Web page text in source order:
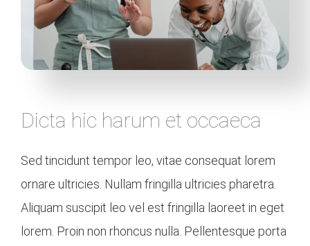
Dicta hic harum et occaeca
Sed tincidunt tempor leo, vitae consequat lorem
ornare ultricies. Nullam fringilla ultricies pharetra.
Aliquam suscipit leo vel est fringilla laoreet in eget
lorem. Proin non rhoncus nulla. Pellentesque porta